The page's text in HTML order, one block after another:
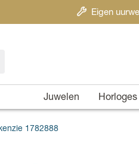
Eigen
Juwelen Horloges
1782888